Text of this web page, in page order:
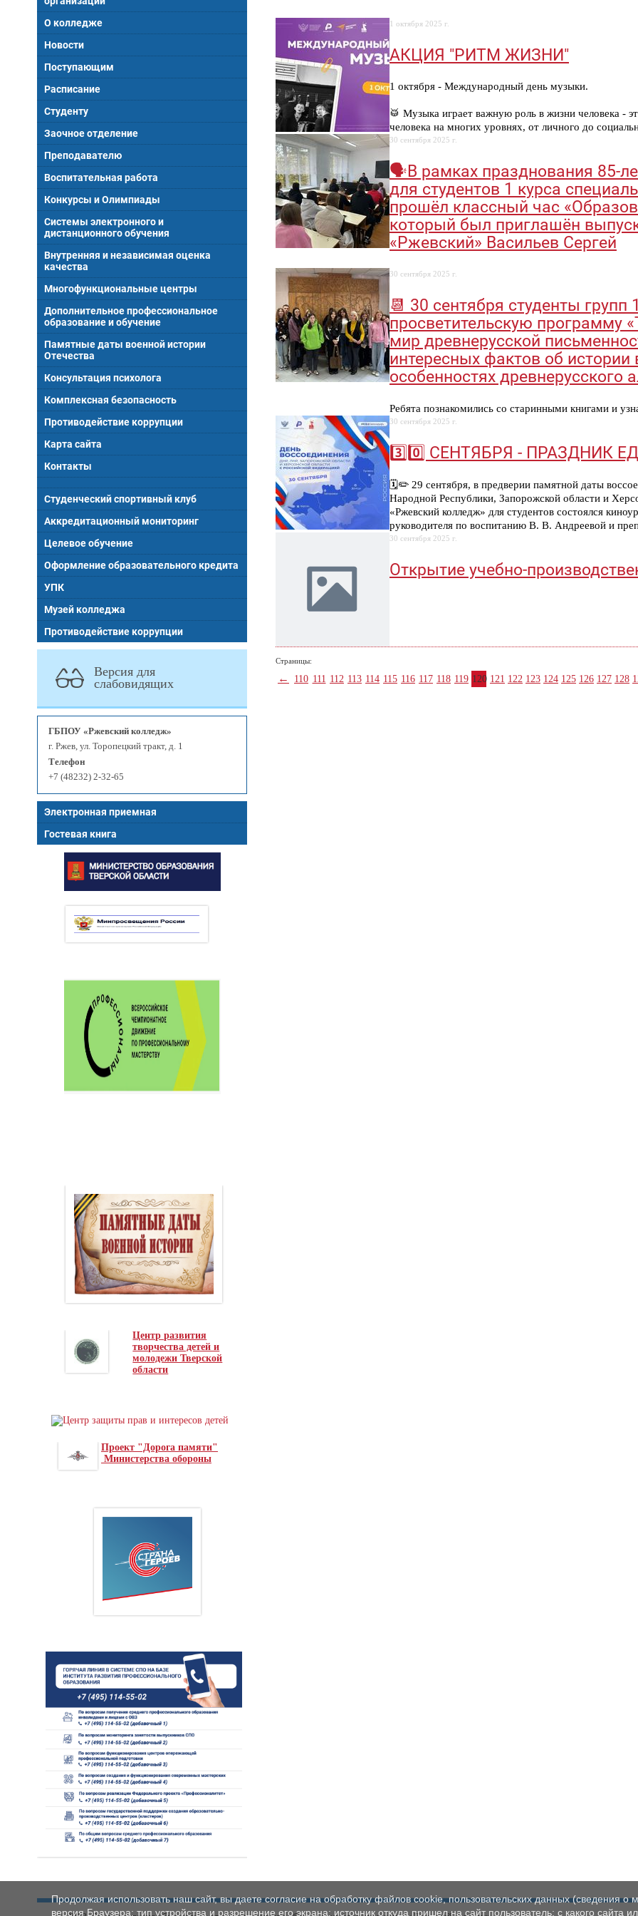
О колледже
Новости
Поступающим
Расписание
Студенту
Заочное отделение
Преподавателю
Воспитательная работа
Конкурсы и Олимпиады
Системы электронного и
дистанционного обучения
Внутренняя и независимая оценка
качества
Многофункциональные центры
Дополнительное профессиональное
образование и обучение
Памятные даты военной истории
Отечества
Консультация психолога
Комплексная безопасность
Противодействие коррупции
Карта сайта
Контакты
Студенческий спортивный клуб
Аккредитационный мониторинг
Целевое обучение
Оформление образовательного кредита
УПК
Музей колледжа
Противодействие коррупции
Версия для
слабовидящих
ГБПОУ «Ржевский колледж»
г. Ржев, ул. Торопецкий тракт, д. 1
Телефон
+7 (48232) 2-32-65
Электронная приемная
Гостевая книга
Центр развития
творчества детей и
молодежи Тверской
области
Проект "Дорога памяти"
Министерства обороны
1 октября 2025 г.
АКЦИЯ "РИТМ ЖИЗНИ"
1 октября - Международный день музыки.
🥁 Музыка играет важную роль в жизни человека -
человека на многих уровнях, от личного до
30 сентября 2025 г.
🗣️В рамках празднования 85-
для студентов 1 курса
прошёл классный час
который был приглашён
«Ржевский» Васильев Сергей
30 сентября 2025 г.
📆 30 сентября студенты
просветительскую программу
мир древнерусской
интересных фактов об
особенностях древнерусского
Ребята познакомились со старинными книгами и
30 сентября 2025 г.
3️⃣0️⃣ СЕНТЯБРЯ - ПРАЗДНИК
🗓️✏️ 29 сентября, в предверии памятной даты
Народной Республики, Запорожской области и
«Ржевский колледж» для студентов состоялся
руководителя по воспитанию В. В. Андреевой и
30 сентября 2025 г.
Открытие учебно-
Страницы:
← 110 111 112 113 114 115 116 117 118 119 120 121 122 123 124 125 126 127 128
Продолжая использовать наш сайт, вы даете согласие на обработку файлов cookie, пользовательских данных (сведения
версия Браузера; тип устройства и разрешение его экрана; источник откуда пришел на сайт пользователь; с какого сайта